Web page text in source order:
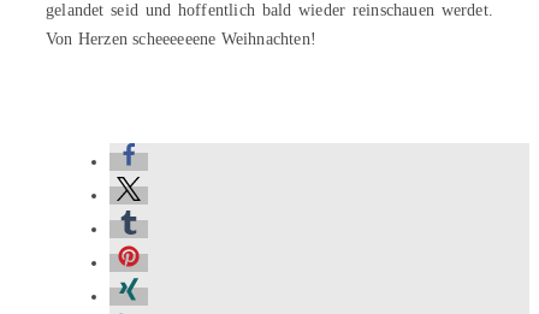
gelandet seid und hoffentlich bald wieder reinschauen werdet.
Von Herzen scheeeeeene Weihnachten!